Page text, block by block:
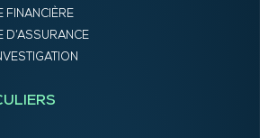
FINANCIÈRE
D’ASSURANCE